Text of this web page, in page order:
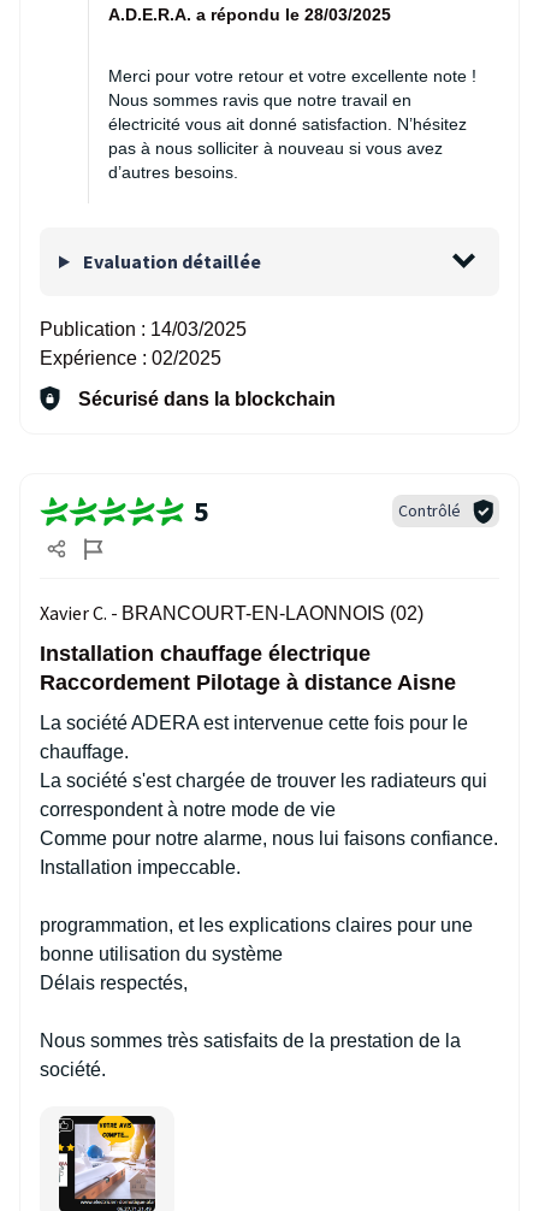
A.D.E.R.A. a répondu le 28/03/2025
Merci pour votre retour et votre excellente note !
Nous sommes ravis que notre travail en
électricité vous ait donné satisfaction. N’hésitez
pas à nous solliciter à nouveau si vous avez
d’autres besoins.
Evaluation détaillée
Publication : 14/03/2025
Expérience : 02/2025
Sécurisé dans la blockchain
5 Contrôlé
Xavier C. - BRANCOURT-EN-LAONNOIS (02)
Installation chauffage électrique
Raccordement Pilotage à distance Aisne
La société ADERA est intervenue cette fois pour le
chauffage.
La société s'est chargée de trouver les radiateurs qui
correspondent à notre mode de vie
Comme pour notre alarme, nous lui faisons confiance.
Installation impeccable.
programmation, et les explications claires pour une
bonne utilisation du système
Délais respectés,
Nous sommes très satisfaits de la prestation de la
société.